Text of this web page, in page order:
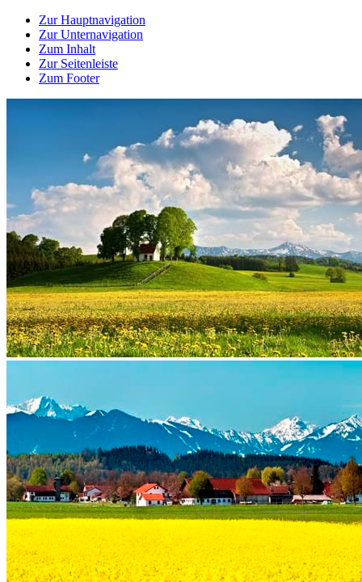
Zur Hauptnavigation
Zur Unternavigation
Zum Inhalt
Zur Seitenleiste
Zum Footer